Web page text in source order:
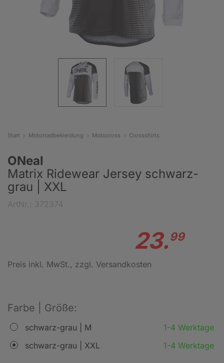
Start Motorradbekleidung Motocross Crossshirts
ONeal
Matrix Ridewear Jersey schwarz-
grau | XXL
23.99
Preis inkl. MwSt., zzgl. Versandkosten
Farbe | Größe:
schwarz-grau | M
1-4 Werktage
schwarz-grau | XXL
1-4 Werktage